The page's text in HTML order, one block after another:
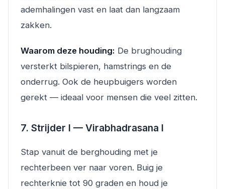
ademhalingen vast en laat dan langzaam
zakken.
Waarom deze houding: De brughouding
versterkt bilspieren, hamstrings en de
onderrug. Ook de heupbuigers worden
gerekt — ideaal voor mensen die veel zitten.
7. Strijder I — Virabhadrasana I
Stap vanuit de berghouding met je
rechterbeen ver naar voren. Buig je
rechterknie tot 90 graden en houd je